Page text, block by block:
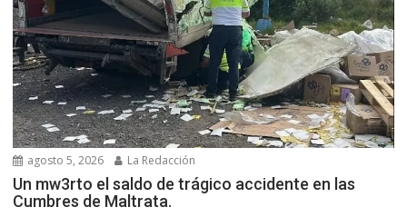
agosto 5, 2026 La Redacción
Un mw3rto el saldo de trágico accidente en las
Cumbres de Maltrata.